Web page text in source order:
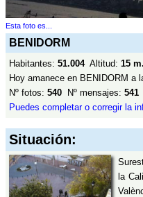
Esta foto es...
BENIDORM
Habitantes: 51.004Altitud: 15 m.
Hoy amanece en BENIDORM a
Nº fotos: 540 Nº mensajes: 541
Puedes completar o corregir la
Situación:
la